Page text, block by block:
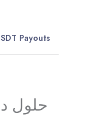
Payouts
حلول